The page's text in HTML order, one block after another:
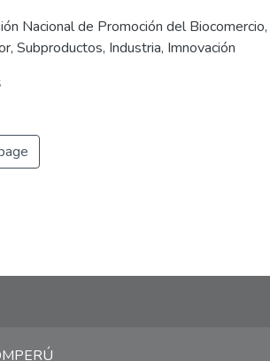
Nacional de Promoción del Biocomercio,
, Subproductos, Industria, Imnovación